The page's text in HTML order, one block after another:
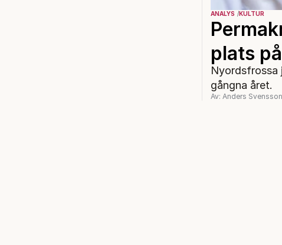
ANALYS KULTUR
plats
Nyordsfrossa
gångna året.
Av: Anders Svensson